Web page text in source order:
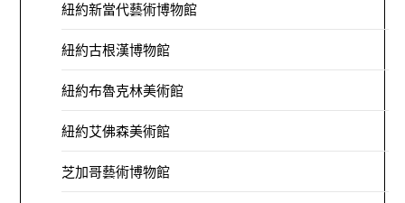
紐約新當代藝術博物館
紐約古根漢博物館
紐約布魯克林美術館
紐約艾佛森美術館
芝加哥藝術博物館